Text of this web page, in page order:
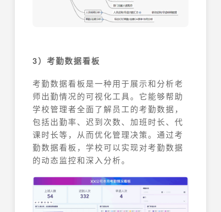
3）考勤数据看板
考勤数据看板是一种用于展示和分析老
师出勤情况的可视化工具。它能够帮助
学校管理者全面了解员工的考勤数据，
包括出勤率、迟到次数、加班时长、代
课时长等，从而优化管理决策。通过考
勤数据看板，学校可以实现对考勤数据
的动态监控和深入分析。